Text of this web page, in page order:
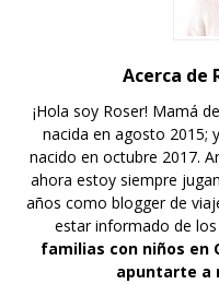
Acerca de
¡Hola soy Roser! Mamá
nacida en agosto 2015;
nacido en octubre 2017.
ahora estoy siempre
años como blogger de
estar informado de los
familias con niños en
apuntarte a